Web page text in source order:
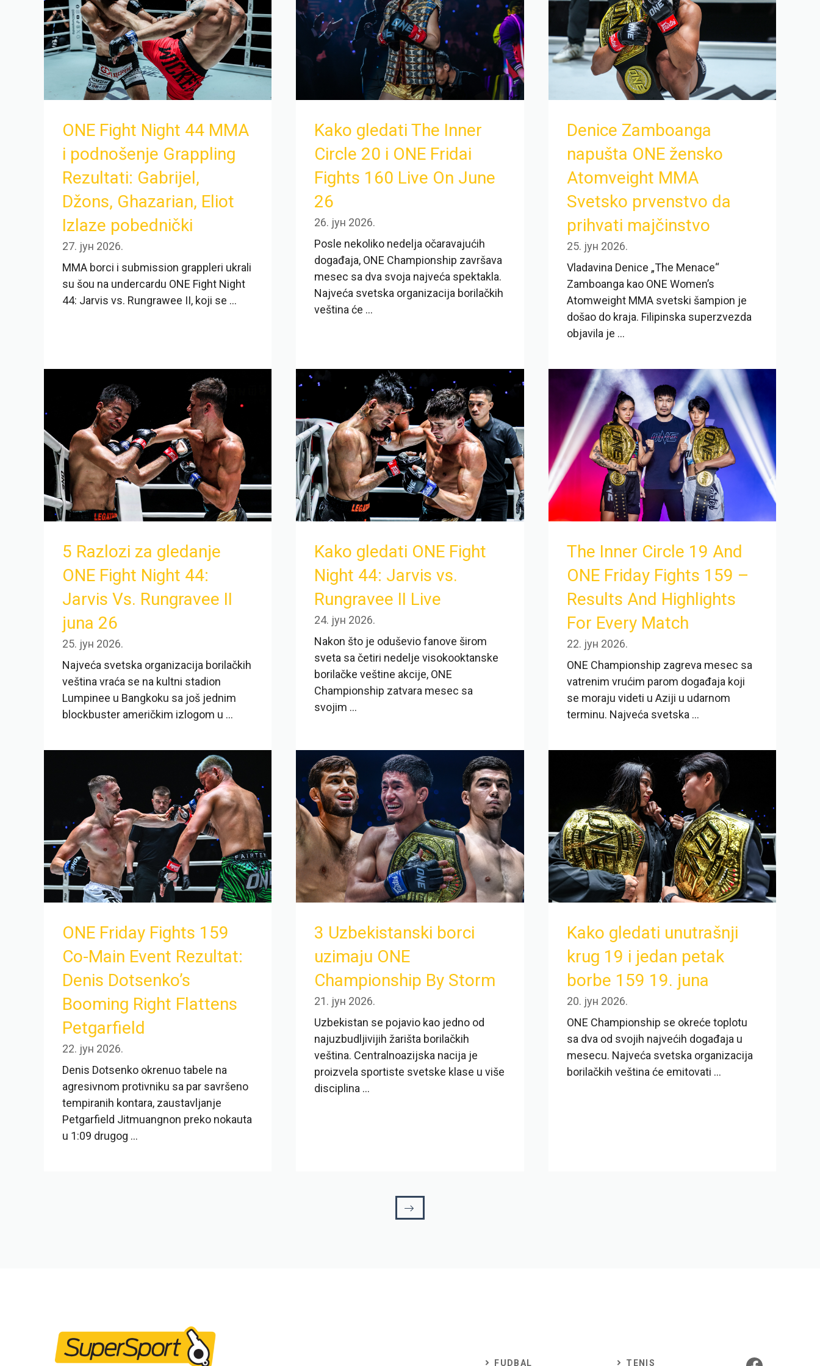
ONE Fight Night 44 MMA
i podnošenje Grappling
Rezultati: Gabrijel,
Džons, Ghazarian, Eliot
Izlaze pobednički
27. јун 2026.
MMA borci i submission grappleri ukrali
su šou na undercardu ONE Fight Night
44: Jarvis vs. Rungrawee II, koji se ...
Kako gledati The Inner
Circle 20 i ONE Fridai
Fights 160 Live On June
26
26. јун 2026.
Posle nekoliko nedelja očaravajućih
događaja, ONE Championship završava
mesec sa dva svoja najveća spektakla.
Najveća svetska organizacija borilačkih
veština će ...
Denice Zamboanga
napušta ONE žensko
Atomveight MMA
Svetsko prvenstvo da
prihvati majčinstvo
25. јун 2026.
Vladavina Denice „The Menace“
Zamboanga kao ONE Women’s
Atomweight MMA svetski šampion je
došao do kraja. Filipinska superzvezda
objavila je ...
5 Razlozi za gledanje
ONE Fight Night 44:
Jarvis Vs. Rungravee II
juna 26
25. јун 2026.
Najveća svetska organizacija borilačkih
veština vraća se na kultni stadion
Lumpinee u Bangkoku sa još jednim
blockbuster američkim izlogom u ...
Kako gledati ONE Fight
Night 44: Jarvis vs.
Rungravee II Live
24. јун 2026.
Nakon što je oduševio fanove širom
sveta sa četiri nedelje visokooktanske
borilačke veštine akcije, ONE
Championship zatvara mesec sa
svojim ...
The Inner Circle 19 And
ONE Friday Fights 159 –
Results And Highlights
For Every Match
22. јун 2026.
ONE Championship zagreva mesec sa
vatrenim vrućim parom događaja koji
se moraju videti u Aziji u udarnom
terminu. Najveća svetska ...
ONE Friday Fights 159
Co-Main Event Rezultat:
Denis Dotsenko’s
Booming Right Flattens
Petgarfield
22. јун 2026.
Denis Dotsenko okrenuo tabele na
agresivnom protivniku sa par savršeno
tempiranih kontara, zaustavljanje
Petgarfield Jitmuangnon preko nokauta
u 1:09 drugog ...
3 Uzbekistanski borci
uzimaju ONE
Championship By Storm
21. јун 2026.
Uzbekistan se pojavio kao jedno od
najuzbudljivijih žarišta borilačkih
veština. Centralnoazijska nacija je
proizvela sportiste svetske klase u više
disciplina ...
Kako gledati unutrašnji
krug 19 i jedan petak
borbe 159 19. juna
20. јун 2026.
ONE Championship se okreće toplotu
sa dva od svojih najvećih događaja u
mesecu. Najveća svetska organizacija
borilačkih veština će emitovati ...
FUDBAL TENIS